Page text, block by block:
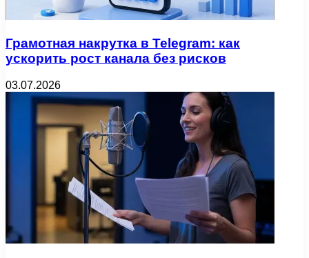
Грамотная накрутка в Telegram: как
ускорить рост канала без рисков
03.07.2026